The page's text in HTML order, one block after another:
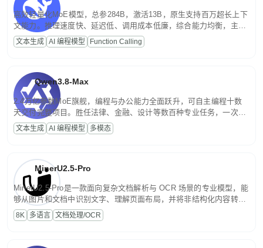
高效轻量化MoE模型，总参284B，激活13B，原生支持百万超长上下
文能力。推理速度快、延迟低、调用成本低廉，综合能力均衡，主打
高并发、轻量化任务，适合日常对话、内容创作、基础 RAG、批量
文案处理等普惠刚需场景。
文本生成 AI 编程模型 Function Calling
Qwen3.8-Max
2.4万亿参数MoE旗舰，编程与办公能力全面跃升，可自主编程十数
天交付完整项目。胜任法律、金融、设计等数百种专业任务，一次对
话端到端交付生产级成果。原生视觉理解贯穿规划、执行与验证全流
程，支持超长文档与长视频的深度语义解析。长程任务中自主规划与
文本生成 AI 编程模型 多模态
MinerU2.5-Pro
MinerU2.5-Pro是一款面向复杂文档解析与 OCR 场景的专业模型，能
够从图片和文档中识别文字、理解页面布局，并将非结构化内容转换
为便于存储、检索和二次处理的结构化结果。
8K 多语言 文档处理/OCR